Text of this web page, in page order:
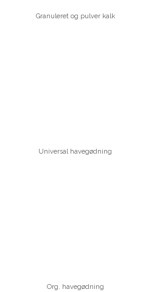
Granuleret og pulver kalk
Universal havegødning
Org. havegødning